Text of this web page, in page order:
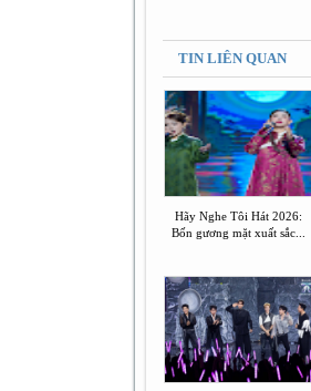
TIN LIÊN QUAN
Hãy Nghe Tôi Hát 2026:
Bốn gương mặt xuất sắc...